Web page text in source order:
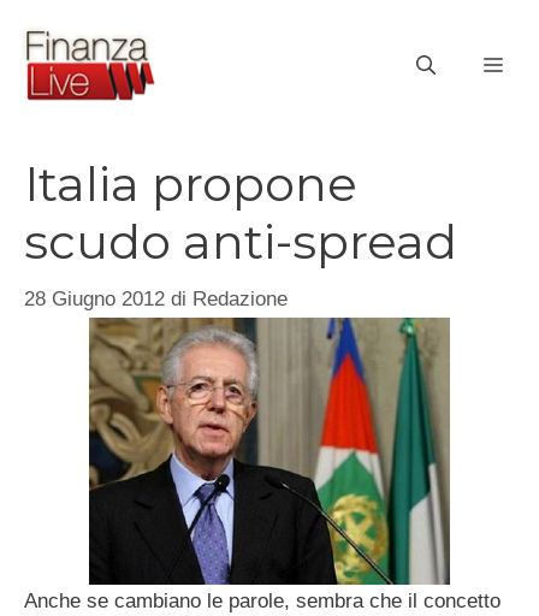
contenuto
Italia propone
scudo anti-spread
28 Giugno 2012 di Redazione
Anche se cambiano le parole, sembra che il concetto